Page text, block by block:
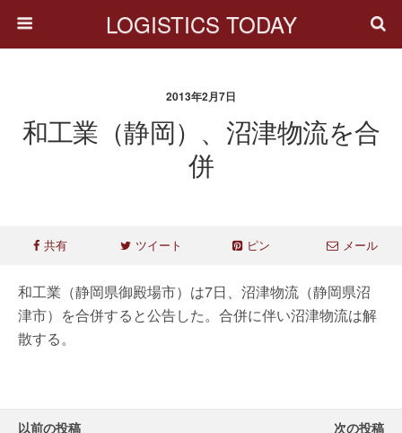
LOGISTICS TODAY
2013年2月7日
和工業（静岡）、沼津物流を合
併
共有 ツイート ピン メール
和工業（静岡県御殿場市）は7日、沼津物流（静岡県沼
津市）を合併すると公告した。合併に伴い沼津物流は解
散する。
以前の投稿 次の投稿